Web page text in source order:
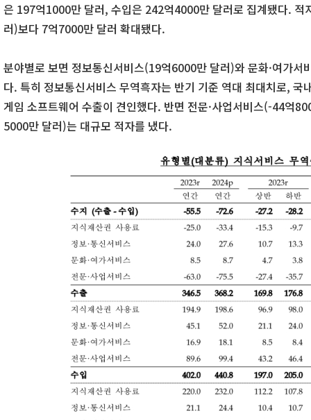
은 197억1000만 달러, 수입은 242억4000만 달러로 집계됐다.
러)보다 7억7000만 달러 확대됐다.
분야별로 보면 정보통신서비스(19억6000만 달러)와 문화·여가
다. 특히 정보통신서비스 무역흑자는 반기 기준 역대 최대치로, 국
게임 소프트웨어 수출이 견인했다. 반면 전문·사업서비스(-44억
5000만 달러)는 대규모 적자를 냈다.